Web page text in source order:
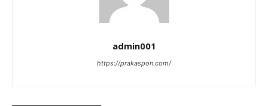
admin001
https://prakaspon.com/